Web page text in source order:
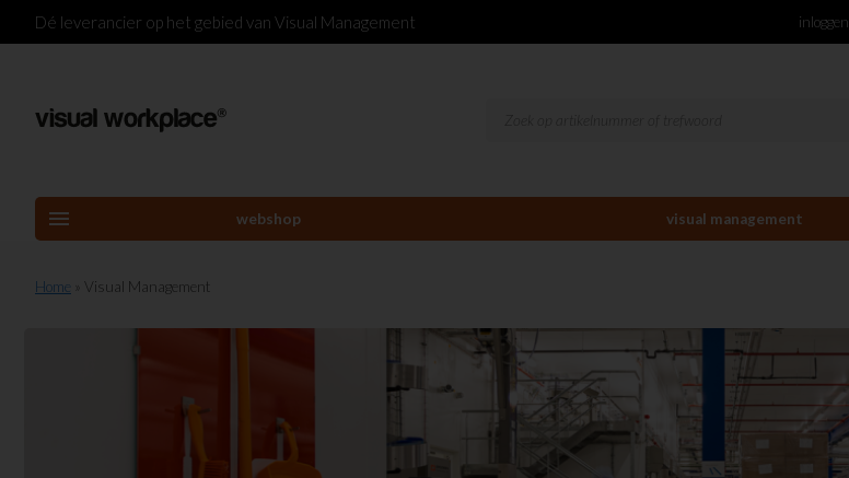
Dé leverancier op het gebied van Visual Management inloggen
menu webshop visual management
Home » Visual Management